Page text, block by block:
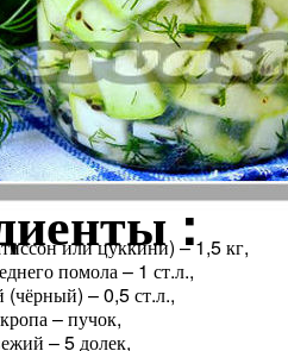
:
или цуккини) – 1,5 кг,
помола – 1 ст.л.,
(чёрный) – 0,5 ст.л.,
– пучок,
– 5 долек,